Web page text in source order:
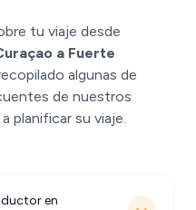
tu viaje desde
a Fuerte
algunas de
de nuestros
planificar su viaje.
en